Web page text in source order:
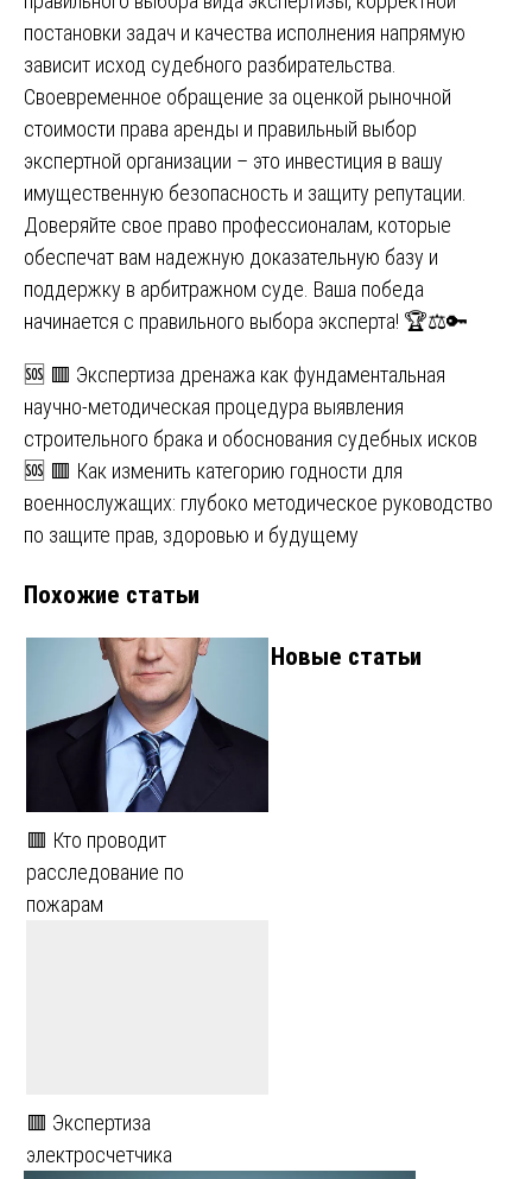
постановки задач и качества исполнения напрямую
зависит исход судебного разбирательства.
Своевременное обращение за оценкой рыночной
стоимости права аренды и правильный выбор
экспертной организации – это инвестиция в вашу
имущественную безопасность и защиту репутации.
Доверяйте свое право профессионалам, которые
обеспечат вам надежную доказательную базу и
поддержку в арбитражном суде. Ваша победа
начинается с правильного выбора эксперта! 🏆⚖️🔑
Навигация
по
записям
🆘 🟥 Экспертиза дренажа как фундаментальная
научно-методическая процедура выявления
строительного брака и обоснования судебных исков
🆘 🟥 Как изменить категорию годности для
военнослужащих: глубоко методическое руководство
по защите прав, здоровью и будущему
Похожие статьи
🟥 Кто проводит
расследование по
пожарам
🟥 Экспертиза
электросчетчика
Новые статьи